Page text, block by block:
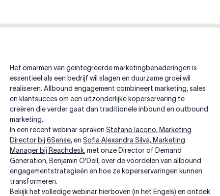
Het omarmen van geïntegreerde marketingbenaderingen is
essentieel als een bedrijf wil slagen en duurzame groei wil
realiseren. Allbound engagement combineert marketing, sales
en klantsucces om een uitzonderlijke koperservaring te
creëren die verder gaat dan traditionele inbound en outbound
marketing.
In een recent webinar spraken Stefano Iacono, Marketing
Director bij 6Sense, en Sofia Alexandra Silva, Marketing
Manager bij Reachdesk, met onze Director of Demand
Generation, Benjamin O'Dell, over de voordelen van allbound
engagementstrategieën en hoe ze koperservaringen kunnen
transformeren.
Bekijk het volledige webinar hierboven (in het Engels) en ontdek